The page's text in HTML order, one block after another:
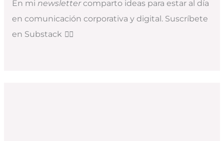
En mi newslettercomparto ideas para estar al día
en comunicación corporativa y digital. Suscríbete
en Substack 👇🏻